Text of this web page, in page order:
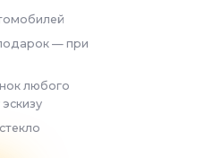
— при
любого